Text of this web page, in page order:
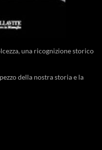
una ricognizione storico
della nostra storia e la